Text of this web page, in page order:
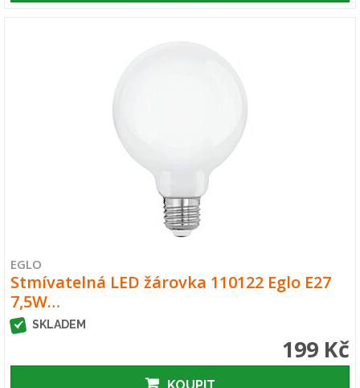
EGLO
Stmívatelná LED žárovka 110122 Eglo E27
7,5W…
SKLADEM
199 Kč
KOUPIT